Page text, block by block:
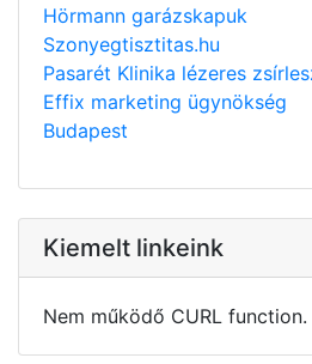
Hörmann garázskapuk
Szonyegtisztitas.hu
Pasarét Klinika lézeres
Effix marketing ügynökség
Budapest
Kiemelt linkeink
Nem működő CURL function.